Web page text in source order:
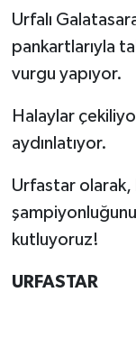
​Urfalı
pankartlarıyla
vurgu yapıyor.
​Halaylar
aydınlatıyor.
​Urfastar olarak,
kutluyoruz!
URFASTAR